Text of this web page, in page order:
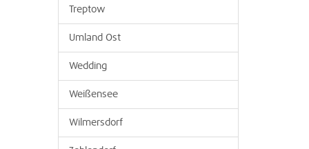
Treptow
Umland Ost
Wedding
Weißensee
Wilmersdorf